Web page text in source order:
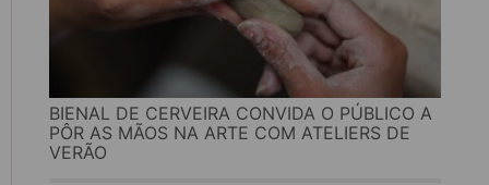
BIENAL DE CERVEIRA CONVIDA O PÚBLICO A
PÔR AS MÃOS NA ARTE COM ATELIERS DE
VERÃO